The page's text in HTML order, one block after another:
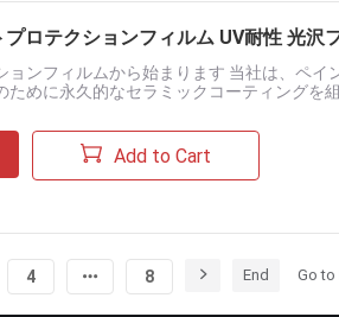
ロテクションフィルム UV耐性 光沢
ンフィルムから始まります 当社は、ペイ
ために永久的なセラミックコーティングを
Add to Cart
4 8 End Go to